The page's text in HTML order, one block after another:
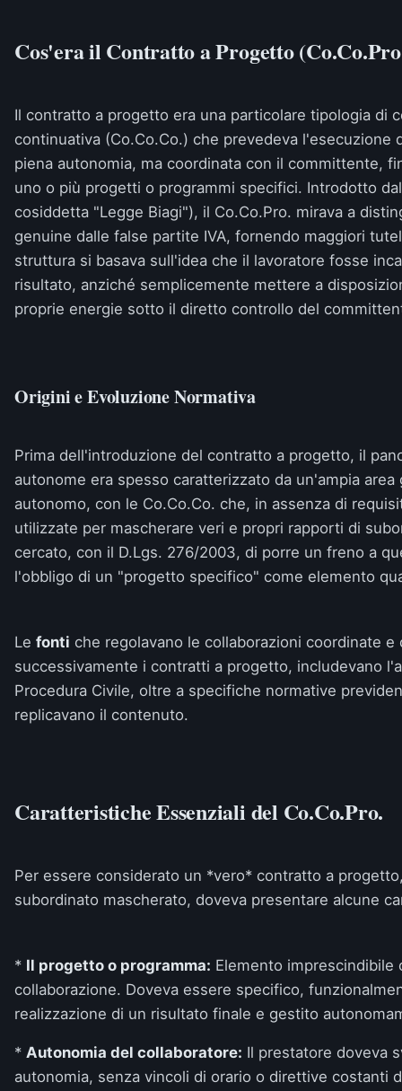
Cos'era il Contratto a Progetto
Il contratto a progetto era una particolare tipologia di
continuativa (Co.Co.Co.) che prevedeva l'esecuzione
piena autonomia, ma coordinata con il committente,
uno o più progetti o programmi specifici. Introdotto
cosiddetta "Legge Biagi"), il Co.Co.Pro. mirava a
genuine dalle false partite IVA, fornendo maggiori
struttura si basava sull'idea che il lavoratore fosse
risultato, anziché semplicemente mettere a
proprie energie sotto il diretto controllo del
Origini e Evoluzione Normativa
Prima dell'introduzione del contratto a progetto, il
autonome era spesso caratterizzato da un'ampia
autonomo, con le Co.Co.Co. che, in assenza di
utilizzate per mascherare veri e propri rapporti di
cercato, con il D.Lgs. 276/2003, di porre un freno a
l'obbligo di un "progetto specifico" come elemento
Le fonti che regolavano le collaborazioni coordinate e
successivamente i contratti a progetto, includevano
Procedura Civile, oltre a specifiche normative
replicavano il contenuto.
Caratteristiche Essenziali del Co.Co.Pro.
Per essere considerato un *vero* contratto a
subordinato mascherato, doveva presentare alcune
* Il progetto o programma: Elemento
collaborazione. Doveva essere specifico,
realizzazione di un risultato finale e gestito
* Autonomia del collaboratore: Il prestatore doveva
autonomia, senza vincoli di orario o direttive costanti